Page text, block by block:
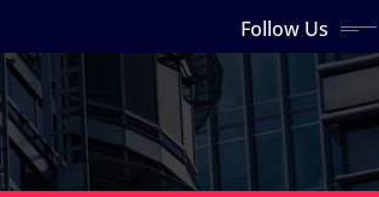
Follow Us